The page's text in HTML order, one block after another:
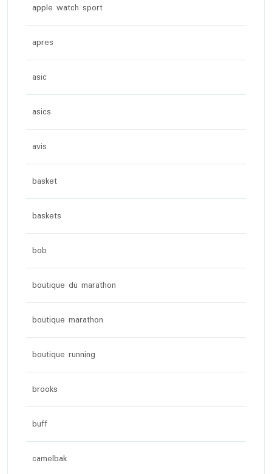
apple watch sport
apres
asic
asics
avis
basket
baskets
bob
boutique du marathon
boutique marathon
boutique running
brooks
buff
camelbak